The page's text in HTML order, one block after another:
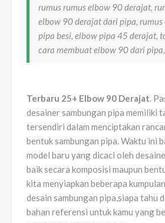
rumus rumus elbow 90 derajat,
elbow 90 derajat dari pipa,
pipa besi, elbow pipa 45 derajat,
cara membuat elbow 90 dari pipa,
Terbaru 25+ Elbow 90 Derajat.
desainer sambungan pipa memiliki
tersendiri dalam menciptakan
bentuk sambungan pipa. Waktu ini
model baru yang dicaci oleh
baik secara komposisi maupun
kita menyiapkan beberapa
desain sambungan pipa,siapa tahu
bahan referensi untuk kamu yang